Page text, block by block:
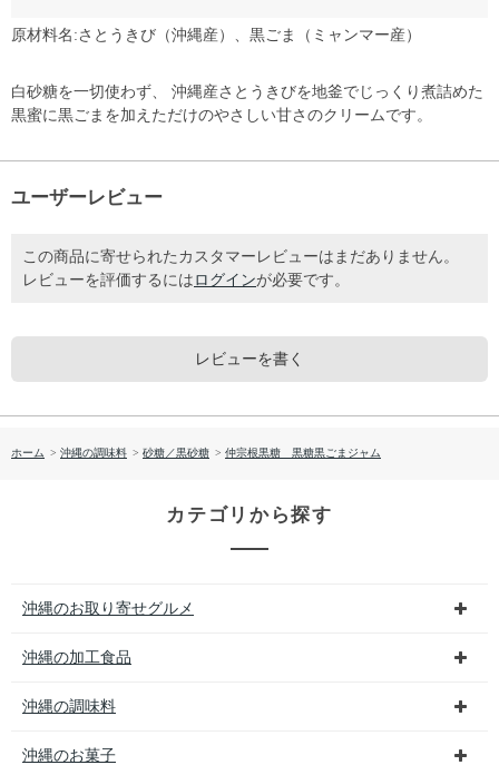
原材料名:さとうきび（沖縄産）、黒ごま（ミャンマー産）
白砂糖を一切使わず、 沖縄産さとうきびを地釜でじっくり煮詰めた
黒蜜に黒ごまを加えただけのやさしい甘さのクリームです。
ユーザーレビュー
この商品に寄せられたカスタマーレビューはまだありません。
レビューを評価するには ログインが必要です。
レビューを書く
ホーム > 沖縄の調味料 > 砂糖／黒砂糖 > 仲宗根黒糖 黒糖黒ごまジャム
カテゴリから探す
沖縄のお取り寄せグルメ
沖縄の加工食品
沖縄の調味料
沖縄のお菓子